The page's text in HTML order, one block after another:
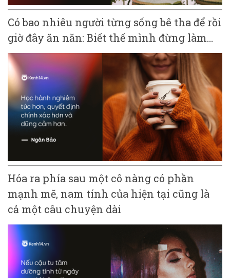
Có bao nhiêu người từng sống bê tha để rồi
giờ đây ăn năn: Biết thế mình đừng làm…
Hóa ra phía sau một cô nàng có phần
mạnh mẽ, nam tính của hiện tại cũng là
cả một câu chuyện dài